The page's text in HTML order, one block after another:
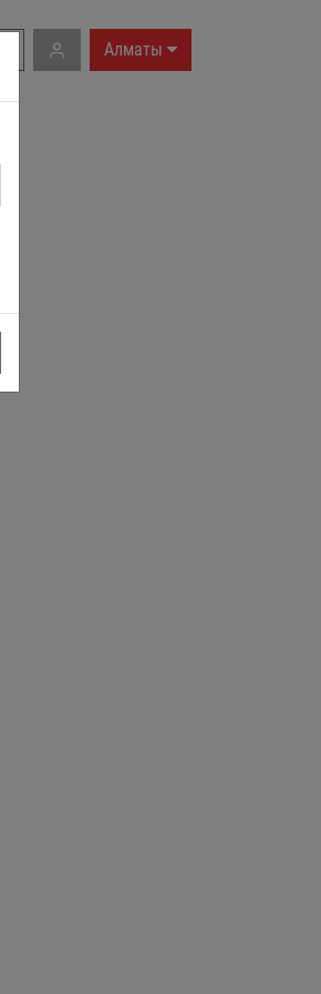
Алматы